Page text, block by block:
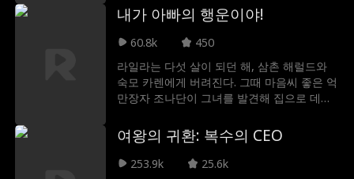
녀는 잔혹한 진실을 마주하게 되는데. 바로 자
신이 모든 것을 바친 남편이 이미 다른 사람을
선택했을지도 모른다는 것
내가 아빠의 행운이야!
60.8k
450
라일라는 다섯 살이 되던 해, 삼촌 해럴드와
숙모 카렌에게 버려진다. 그때 마음씨 좋은 억
만장자 조나단이 그녀를 발견해 집으로 데려
로 집안 분위기가 조금씩 밝아지기 시작한다.
라일라는 행운과 따뜻함을 가져온다. 오랫동
안 말을 하지 않던 조나단의 아들 노아는 라일
여왕의 귀환: 복수의 CEO
253.9k
25.6k